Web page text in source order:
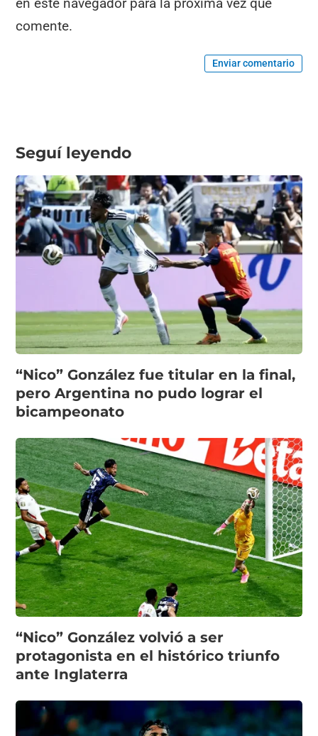
comente.
Enviar comentario
Seguí leyendo
“Nico” González fue titular en la final,
pero Argentina no pudo lograr el
bicampeonato
“Nico” González volvió a ser
protagonista en el histórico triunfo
ante Inglaterra